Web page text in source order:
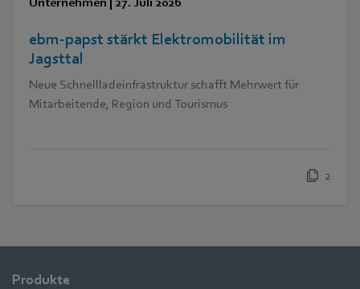
ebm‑papst stärkt Elektromobilität im
Jagsttal
Neue Schnellladeinfrastruktur schafft Mehrwert für
Mitarbeitende, Region und Tourismus
2
Produkte